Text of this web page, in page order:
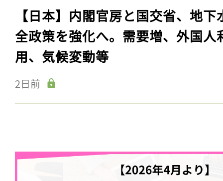
【日本】内閣官房と国交省、地下
全政策を強化へ。需要増、外国人
用、気候変動等
2日前